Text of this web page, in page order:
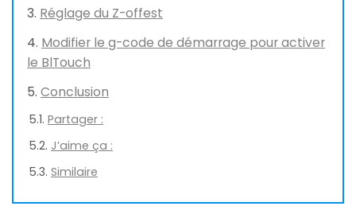
Réglage du Z-offest
Modifier le g-code de démarrage pour activer
le BlTouch
Conclusion
Partager :
J’aime ça :
Similaire